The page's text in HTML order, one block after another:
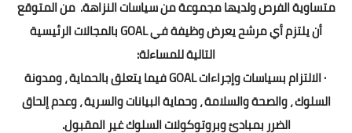
متساوية الفرص ولديها مجموعة من سياسات النزاهة. من المتوقع
أن يلتزم أي مرشح يعرض وظيفة في GOAL بالمجالات الرئيسية
التالية للمساءلة:
· الالتزام بسياسات وإجراءات GOAL فيما يتعلق بالحماية ، ومدونة
السلوك ، والصحة والسلامة ، وحماية البيانات والسرية ، وعدم إلحاق
الضرر بمبادئ وبروتوكولات السلوك غير المقبول.